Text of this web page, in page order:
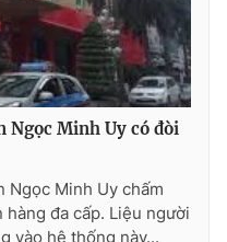
Ngọc Minh Uy có đòi
Ngọc Minh Uy chấm
đa cấp. Liệu người
vào hệ thống này...